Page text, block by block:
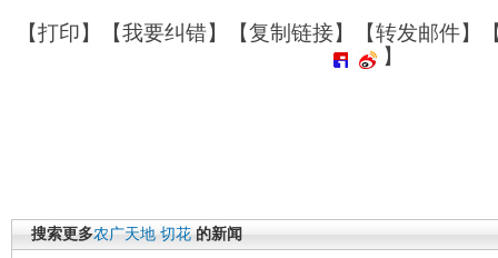
【打印】【我要纠错】【复制链接】【转发邮件】
】
搜索更多农广天地 切花 的新闻